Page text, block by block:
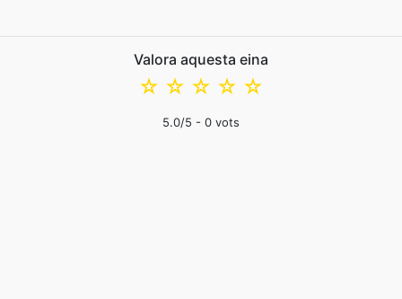
Valora aquesta eina
☆
☆
☆
☆
☆
5.0/5 - 0 vots